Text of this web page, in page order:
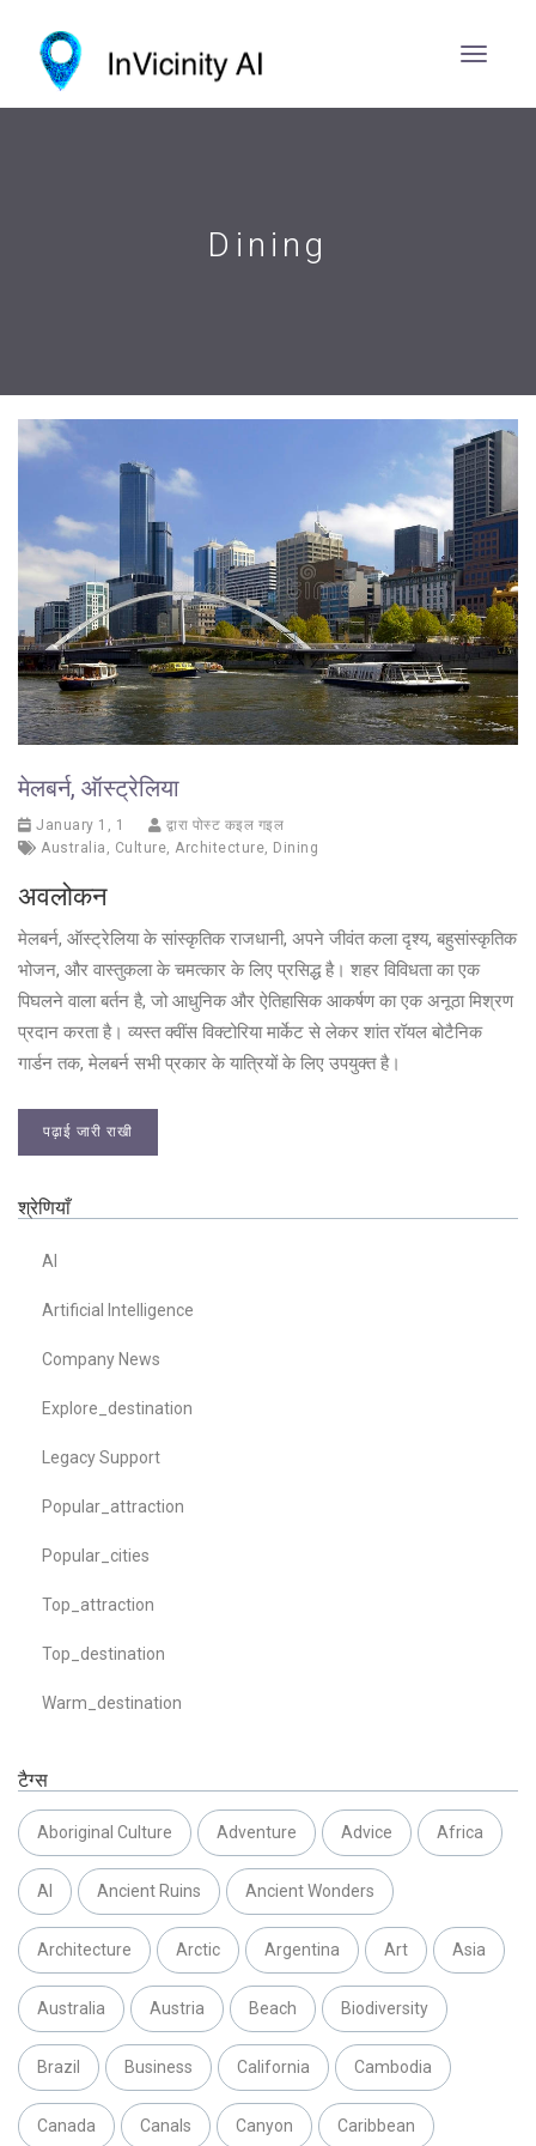
Dining
मेलबर्न, ऑस्ट्रेलिया
January 1, 1
द्वारा पोस्ट कइल गइल
Australia , Culture, Architecture, Dining
अवलोकन
मेलबर्न, ऑस्ट्रेलिया के सांस्कृतिक राजधानी, अपने जीवंत कला दृश्य, बहुसांस्कृतिक
भोजन, और वास्तुकला के चमत्कार के लिए प्रसिद्ध है। शहर विविधता का एक
पिघलने वाला बर्तन है, जो आधुनिक और ऐतिहासिक आकर्षण का एक अनूठा मिश्रण
प्रदान करता है। व्यस्त क्वींस विक्टोरिया मार्केट से लेकर शांत रॉयल बोटैनिक
गार्डन तक, मेलबर्न सभी प्रकार के यात्रियों के लिए उपयुक्त है।
पढ़ाई जारी राखी
श्रेणियाँ
AI
Artificial Intelligence
Company News
Explore_destination
Legacy Support
Popular_attraction
Popular_cities
Top_attraction
Top_destination
Warm_destination
टैग्स
Aboriginal Culture Adventure Advice Africa
AI Ancient Ruins Ancient Wonders
Architecture Arctic Argentina Art Asia
Australia Austria Beach Biodiversity
Brazil Business California Cambodia
Canada Canals Canyon Caribbean